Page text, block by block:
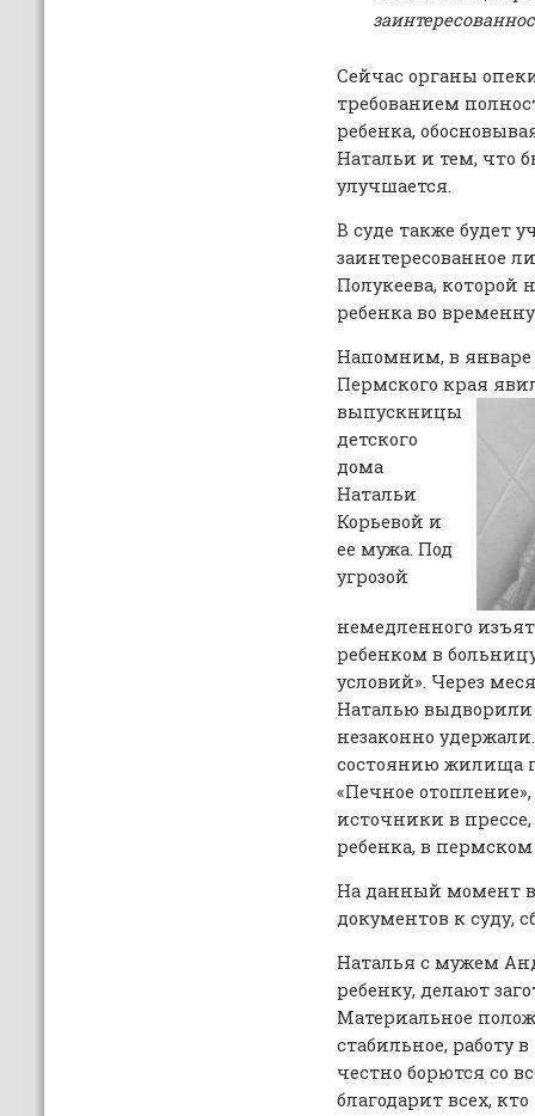
Сейчас органы
требованием
ребенка,
Натальи и тем, что
улучшается.
В суде также будет
заинтересованное
Полукеева,
ребенка во
Напомним, в январе
Пермского края
выпускницы
детского
дома
Натальи
Корьевой и
ее мужа. Под
угрозой
немедленного
ребенком в
условий». Через
Наталью выдворили
незаконно
состоянию жилища
«Печное
источники в
ребенка, в
На данный момент
документов к суду,
Наталья с мужем
ребенку, делают
Материальное
стабильное, работу
честно борются со
благодарит всех,